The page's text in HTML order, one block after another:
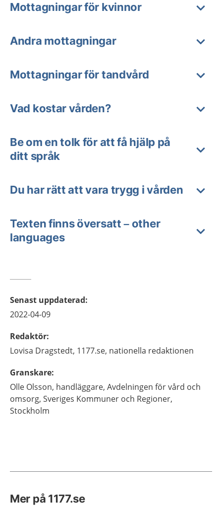
Mottagningar för kvinnor
Andra mottagningar
Mottagningar för tandvård
Vad kostar vården?
Be om en tolk för att få hjälp på
ditt språk
Du har rätt att vara trygg i vården
Texten finns översatt – other
languages
Senast uppdaterad:
2022-04-09
Redaktör:
Lovisa Dragstedt, 1177.se, nationella redaktionen
Granskare:
Olle Olsson, handläggare, Avdelningen för vård och
omsorg, Sveriges Kommuner och Regioner,
Stockholm
Mer på 1177.se